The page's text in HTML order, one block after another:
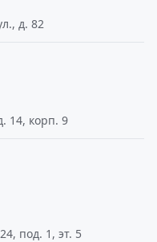
д. 82
14, корп. 9
под. 1, эт. 5